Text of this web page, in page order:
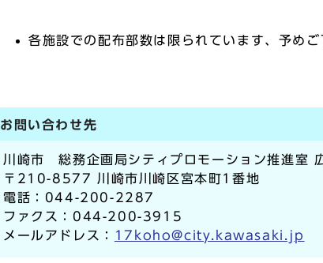
各施設での配布部数は限られています、予めご
お問い合わせ先
川崎市 総務企画局シティプロモーション推進室
〒210-8577 川崎市川崎区宮本町1番地
電話：044-200-2287
ファクス：044-200-3915
メールアドレス：
17koho@city.kawasaki.jp